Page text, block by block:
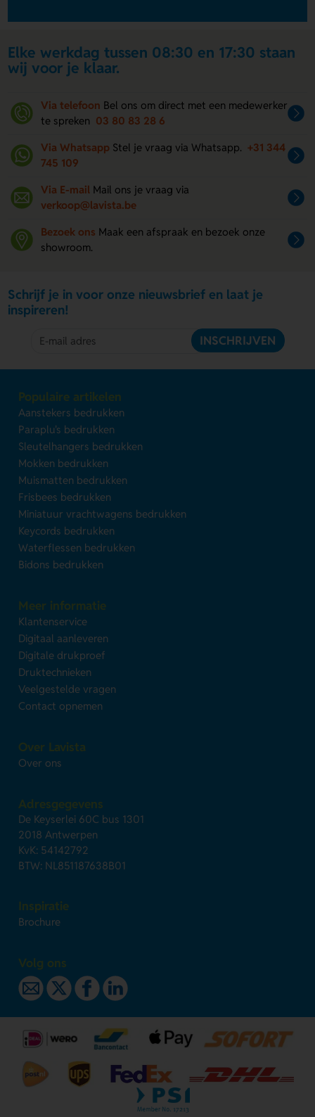
Elke werkdag tussen 08:30 en 17:30 staan
wij voor je klaar.
Via telefoon Bel ons om direct met een medewerker
te spreken 03 80 83 28 6
Via Whatsapp Stel je vraag via Whatsapp. +31 344
745 109
Via E-mail Mail ons je vraag via
verkoop@lavista.be
Bezoek ons Maak een afspraak en bezoek onze
showroom.
Schrijf je in voor onze nieuwsbrief en laat je
inspireren!
INSCHRIJVEN
Populaire artikelen
Aanstekers bedrukken
Paraplu's bedrukken
Sleutelhangers bedrukken
Mokken bedrukken
Muismatten bedrukken
Frisbees bedrukken
Miniatuur vrachtwagens bedrukken
Keycords bedrukken
Waterflessen bedrukken
Bidons bedrukken
Meer informatie
Klantenservice
Digitaal aanleveren
Digitale drukproef
Druktechnieken
Veelgestelde vragen
Contact opnemen
Over Lavista
Over ons
Adresgegevens
De Keyserlei 60C bus 1301
2018 Antwerpen
KvK: 54142792
BTW: NL851187638B01
Inspiratie
Brochure
Volg ons